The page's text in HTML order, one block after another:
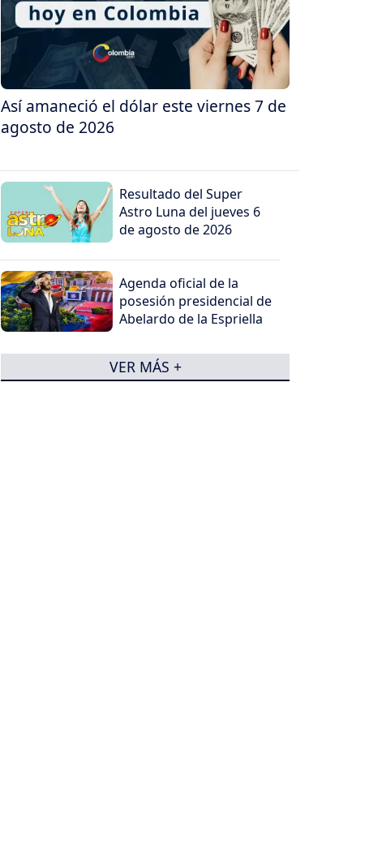
Así amaneció el dólar este viernes 7 de
agosto de 2026
Resultado del Super
Astro Luna del jueves 6
de agosto de 2026
Agenda oficial de la
posesión presidencial de
Abelardo de la Espriella
VER MÁS +